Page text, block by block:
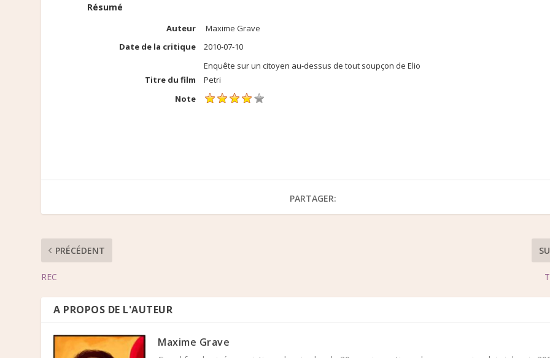
Résumé
Auteur
Maxime Grave
Date de la critique
2010-07-10
Titre du film
Enquête sur un citoyen au-dessus de tout soupçon de Elio
Petri
Note
PARTAGER:
PRÉCÉDENT
REC
A PROPOS DE L'AUTEUR
Maxime Grave